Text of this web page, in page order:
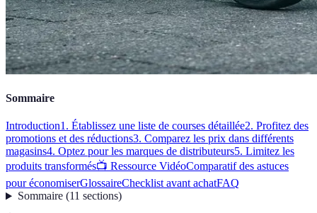
Sommaire
Introduction1. Établissez une liste de courses détaillée2. Profitez des
promotions et des réductions3. Comparez les prix dans différents
magasins4. Optez pour les marques de distributeurs5. Limitez les
produits transformés📺 Ressource VidéoComparatif des astuces
pour économiserGlossaireChecklist avant achatFAQ
Sommaire(11 sections)